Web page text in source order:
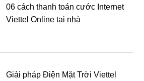
06 cách thanh toán cước Internet
Viettel Online tại nhà
Giải pháp Điện Mặt Trời Viettel